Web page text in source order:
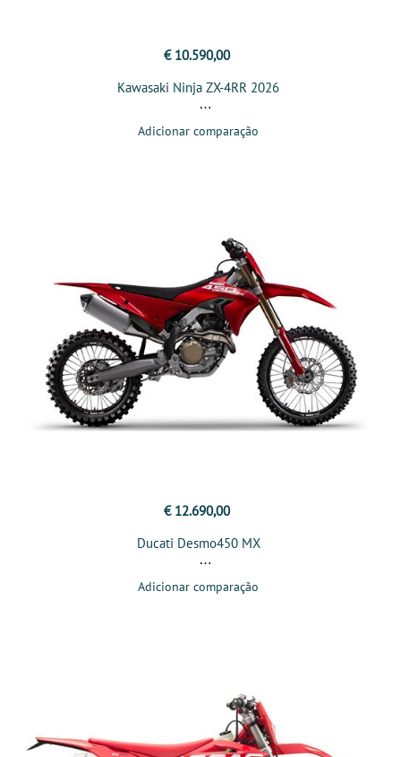
€ 10.590,00
Kawasaki Ninja ZX-4RR 2026
Adicionar comparação
€ 12.690,00
Ducati Desmo450 MX
Adicionar comparação